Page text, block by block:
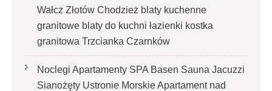
Wałcz Złotów Chodzież blaty kuchenne
granitowe blaty do kuchni łazienki kostka
granitowa Trzcianka Czarnków
Noclegi Apartamenty SPA Basen Sauna Jacuzzi
Sianożęty Ustronie Morskie Apartament nad